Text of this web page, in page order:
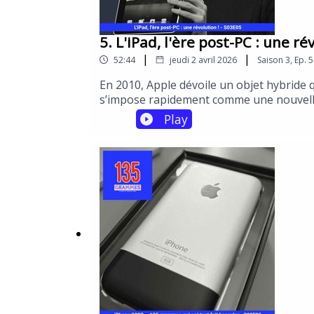
5. L'iPad, l'ère post-PC : une
52:44 | jeudi 2 avril 2026 | Saison 3, Ep. 5
En 2010, Apple dévoile un objet hybride
s’impose rapidement comme une
Dès 1993, Apple expérimentait déjà
décennie de tâtonnements, de visions
de la tablette chez AppleLes choix
IveL’explosion des usages dès 2010
moisNous analysons aussi comment
informatique centrée sur l’écran, le
basculement stratégique dans l’histoire
Play